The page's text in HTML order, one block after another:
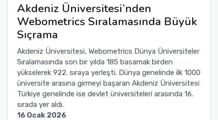
Akdeniz Üniversitesi’nden
Webometrics Sıralamasında Büyük
Sıçrama
Akdeniz Üniversitesi, Webometrics Dünya Üniversiteler
Sıralamasında son bir yılda 185 basamak birden
yükselerek 922. sıraya yerleşti. Dünya genelinde ilk 1000
üniversite arasına girmeyi başaran Akdeniz Üniversitesi
Türkiye genelinde ise devlet üniversiteleri arasında 16.
sırada yer aldı.
16 Ocak 2026
Mühendislik Fakültesi
Sağlık Bilimleri Fakültesi
Serik İşletme Fakültesi
Spor Bilimleri Fakültesi
Su Ürünleri Fakültesi